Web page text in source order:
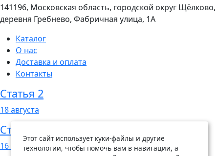
141196, Московская область, городской округ Щёлково,
деревня Гребнево, Фабричная улица, 1А
Каталог
О нас
Доставка и оплата
Контакты
Статья 2
18августа
Статья 1
16 августа
Этот сайт использует куки-файлы и другие
технологии, чтобы помочь вам в навигации, а